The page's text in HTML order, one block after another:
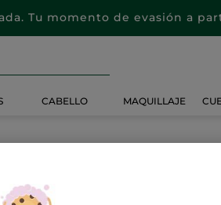
Tu momento de evasión a
CABELLO MAQUILLAJE